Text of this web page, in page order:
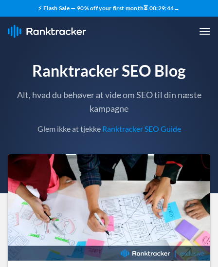
⚡ Flash Sale — 90% off your first month⏳ 00:29:43→
Ranktracker SEO Blog
Alt, hvad du behøver at vide om SEO til din næste
kampagne
Glem ikke at tjekke Ranktracker SEO Guide